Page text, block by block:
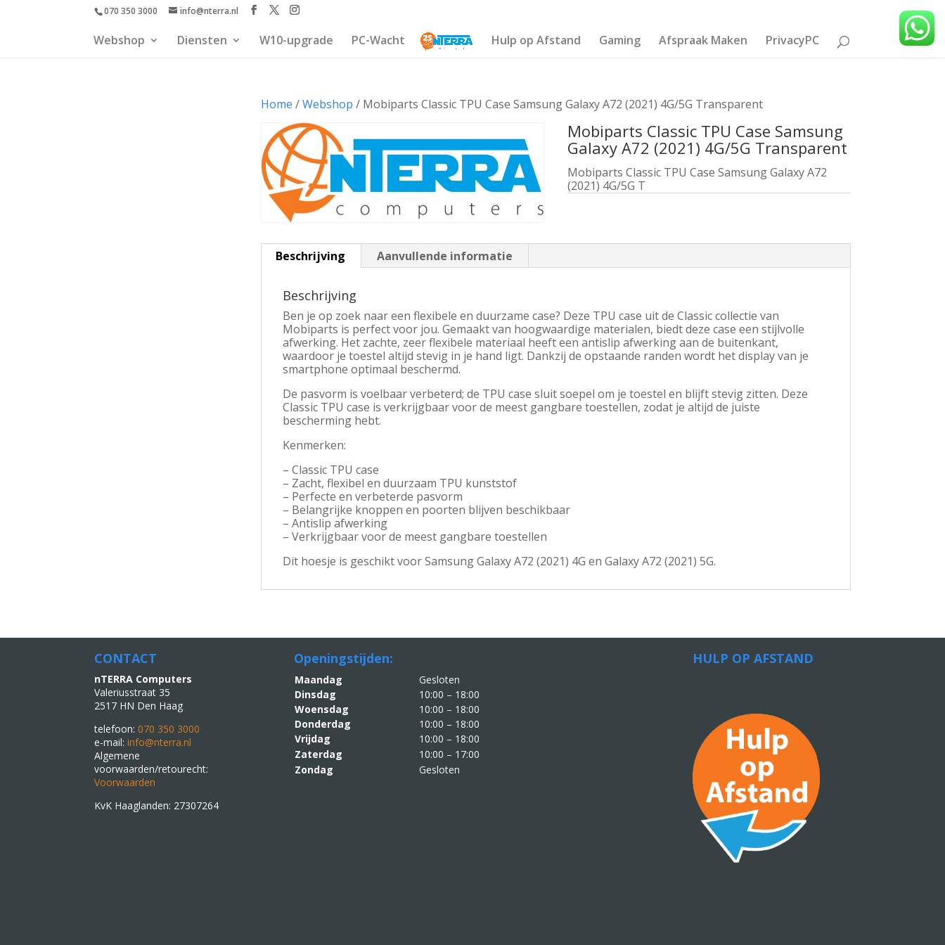
070 350 3000 info@nterra.nl
Webshop Diensten W10-upgrade PC-Wacht Hulp op Afstand Gaming Afspraak Maken PrivacyPC
Home /Webshop / Mobiparts Classic TPU Case Samsung Galaxy A72 (2021) 4G/5G Transparent
Mobiparts Classic TPU Case Samsung
Galaxy A72 (2021) 4G/5G Transparent
Mobiparts Classic TPU Case Samsung Galaxy A72
(2021) 4G/5G T
Beschrijving Aanvullende informatie
Beschrijving
Ben je op zoek naar een flexibele en duurzame case? Deze TPU case uit de Classic collectie van
Mobiparts is perfect voor jou. Gemaakt van hoogwaardige materialen, biedt deze case een stijlvolle
afwerking. Het zachte, zeer flexibele materiaal heeft een antislip afwerking aan de buitenkant,
waardoor je toestel altijd stevig in je hand ligt. Dankzij de opstaande randen wordt het display van je
smartphone optimaal beschermd.
De pasvorm is voelbaar verbeterd; de TPU case sluit soepel om je toestel en blijft stevig zitten. Deze
Classic TPU case is verkrijgbaar voor de meest gangbare toestellen, zodat je altijd de juiste
bescherming hebt.
Kenmerken:
– Classic TPU case
– Zacht, flexibel en duurzaam TPU kunststof
– Perfecte en verbeterde pasvorm
– Belangrijke knoppen en poorten blijven beschikbaar
– Antislip afwerking
– Verkrijgbaar voor de meest gangbare toestellen
Dit hoesje is geschikt voor Samsung Galaxy A72 (2021) 4G en Galaxy A72 (2021) 5G.
CONTACT
nTERRA Computers
Valeriusstraat 35
2517 HN Den Haag
telefoon:070 350 3000
e-mail:info@nterra.nl
Algemene
voorwaarden/retourecht:
Voorwaarden
KvK Haaglanden: 27307264
Openingstijden:
Maandag
Gesloten
Dinsdag
10:00 – 18:00
Woensdag
10:00 – 18:00
Donderdag
10:00 – 18:00
Vrijdag
10:00 – 18:00
Zaterdag
10:00 – 17:00
Zondag
Gesloten
HULP OP AFSTAND